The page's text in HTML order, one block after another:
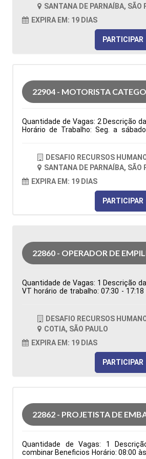
disponibilidade de horário. Tipo de
Cidade: Santana de Parnaíba, SP,
Logística Período:
Características Comportamentais:
SANTANA DE PARNAÍBA, SÃO
EXPIRA EM: 19 DIAS
PARTICIPAR
22904 - MOTORISTA
Quantidade de Vagas: 2 Descrição
Horário de Trabalho: Seg. a
horário. Benefícios: Vale transporte
após 3 meses: Vale alimentação
farma Entregas nas residencias
CLT Cidade: Santana de Parnaíba,
Atuação: Logística Período:
Características Comportamentais:
DESAFIO RECURSOS
SANTANA DE PARNAÍBA, SÃO
EXPIRA EM: 19 DIAS
PARTICIPAR
22860 - OPERADOR DE
Quantidade de Vagas: 1 Descrição
VT horário de trabalho: 07:30 -
Logística Período:
Características Comportamentais:
DESAFIO RECURSOS
COTIA, SÃO PAULO
EXPIRA EM: 19 DIAS
PARTICIPAR
22862 - PROJETISTA DE
Quantidade de Vagas: 1
combinar Beneficios Horário: 08:00